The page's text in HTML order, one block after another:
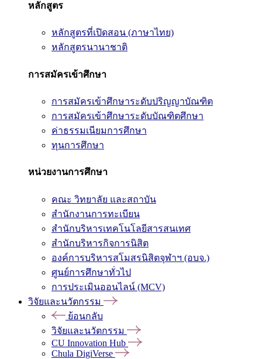
หลักสูตร
หลักสูตรที่เปิดสอน (ภาษาไทย)
หลักสูตรนานาชาติ
การสมัครเข้าศึกษา
การสมัครเข้าศึกษาระดับปริญญาบัณฑิต
การสมัครเข้าศึกษาระดับบัณฑิตศึกษา
ค่าธรรมเนียมการศึกษา
ทุนการศึกษา
หน่วยงานการศึกษา
คณะ วิทยาลัย และสถาบัน
สำนักงานการทะเบียน
สำนักบริหารเทคโนโลยีสารสนเทศ
สำนักบริหารกิจการนิสิต
องค์การบริหารสโมสรนิสิตจุฬาฯ (อบจ.)
ศูนย์การศึกษาทั่วไป
การประเมินออนไลน์ (MCV)
วิจัยและนวัตกรรม
ย้อนกลับ
วิจัยและนวัตกรรม
CU Innovation Hub
Chula DigiVerse